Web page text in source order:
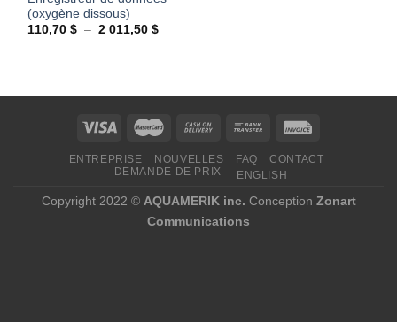
(oxygène dissous)
110,70$ – 2 011,50$Plage
011,50 $
ENTREPRISE NOUVELLES FAQ
CONTACT
DEMANDE DE PRIX
ENGLISH
Copyright 2022 © AQUAMERIK inc. Conception Zonart
Communications